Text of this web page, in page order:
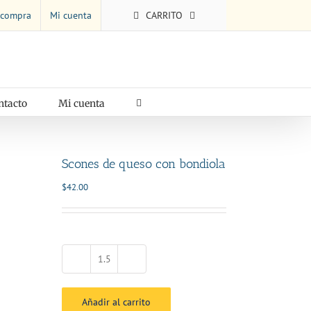
Mi cuenta CARRITO
Mi cuenta
Scones de queso con bondiola
$42.00
Scones
queso
con
Añadir al carrito